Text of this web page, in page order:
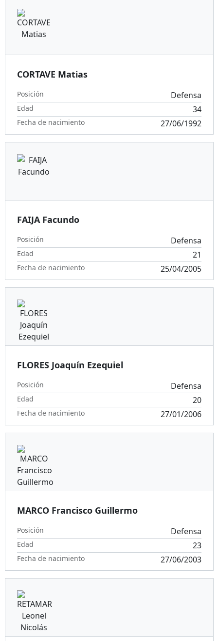
CORTAVE Matias
Posición Defensa
Edad 34
Fecha de nacimiento 27/06/1992
FAIJA Facundo
Posición Defensa
Edad 21
Fecha de nacimiento 25/04/2005
FLORES Joaquín Ezequiel
Posición Defensa
Edad 20
Fecha de nacimiento 27/01/2006
MARCO Francisco Guillermo
Posición Defensa
Edad 23
Fecha de nacimiento 27/06/2003